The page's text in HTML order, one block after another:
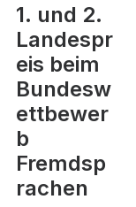
1. und 2.
Landespr
eis beim
Bundesw
ettbewer
b
Fremdsp
rachen